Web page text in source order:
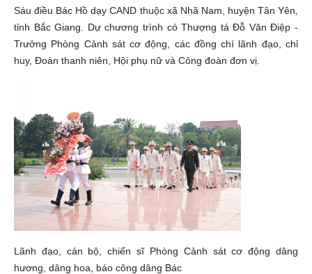
Sáu điều Bác Hồ dạy CAND thuộc xã Nhã Nam, huyện Tân Yên,
tỉnh Bắc Giang. Dự chương trình có Thượng tá Đỗ Văn Điệp -
Trưởng Phòng Cảnh sát cơ động, các đồng chí lãnh đạo, chỉ
huy, Đoàn thanh niên, Hội phụ nữ và Công đoàn đơn vị.
Lãnh đạo, cán bộ, chiến sĩ Phòng Cảnh sát cơ động dâng
hương, dâng hoa, báo công dâng Bác